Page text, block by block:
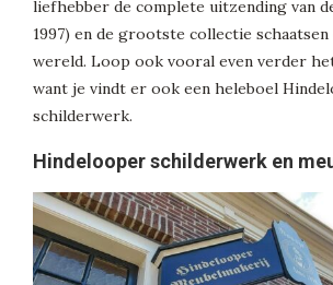
liefhebber de complete uitzending van
1997) en de grootste collectie
wereld. Loop ook vooral even verder
want je vindt er ook een heleboel
schilderwerk.
Hindelooper schilderwerk en